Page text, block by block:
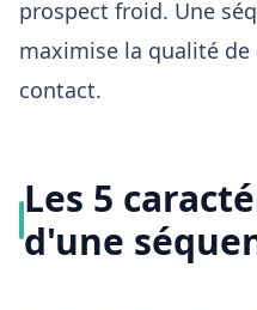
prospect froid. Une
maximise la qualité
contact.
Les 5
d'une